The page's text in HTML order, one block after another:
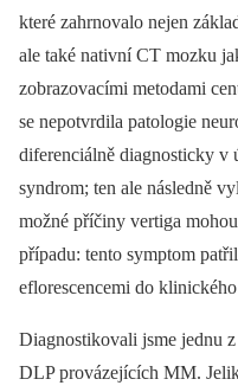
které zahrnovalo nejen
ale také nativní CT mozku
zobrazovacími metodami
se nepotvrdila patologie
diferenciálně diagnosticky v
syndrom; ten ale následně
možné příčiny vertiga
případu: tento symptom
eflorescencemi do
Diagnostikovali jsme jednu
DLP provázejících MM.